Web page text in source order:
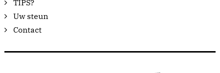
TIPS?
Uw steun
Contact